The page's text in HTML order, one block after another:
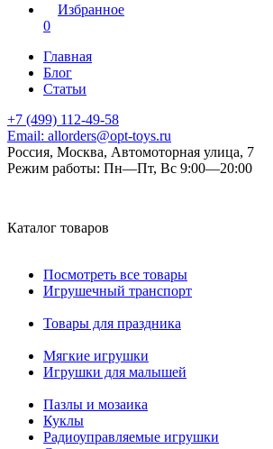
Избранное
0
Главная
Блог
Статьи
+7 (499) 112-49-58
Email: allorders@opt-toys.ru
Россия, Москва, Автомоторная улица, 7
Режим работы: Пн—Пт, Вс 9:00—20:00
Каталог товаров
Посмотреть все товары
Игрушечный транспорт
Товары для праздника
Мягкие игрушки
Игрушки для малышей
Пазлы и мозаика
Куклы
Радиоуправляемые игрушки